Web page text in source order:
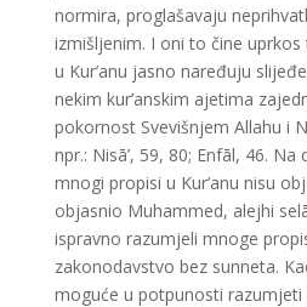
normira, proglašavaju
izmišljenim. I oni to čine
u Kur’anu jasno naređuju
nekim kur’anskim ajetima
pokornost Svevišnjem Allahu i
npr.: Nisā’, 59, 80; Enfāl, 46.
mnogi propisi u Kur’anu nisu
objasnio Muhammed, alejhi
ispravno razumjeli mnoge
zakonodavstvo bez sunneta.
moguće u potpunosti razumjeti